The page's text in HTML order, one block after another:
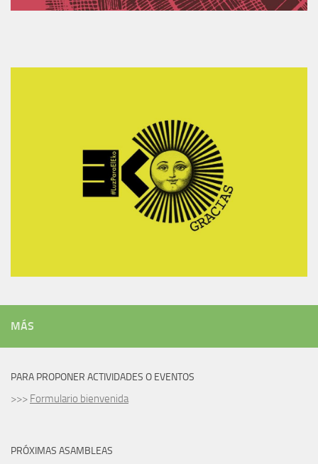
MÁS
PARA PROPONER ACTIVIDADES O EVENTOS
>>> Formulario bienvenida
PRÓXIMAS ASAMBLEAS